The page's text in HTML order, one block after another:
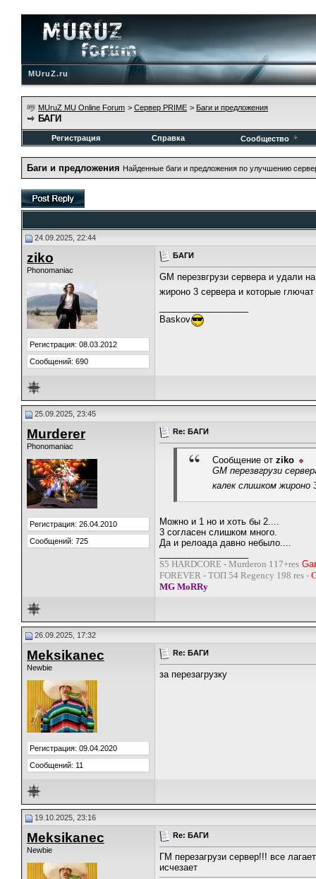
MUruZ.ru
MUruZ MU Online Forum > Сервер PRIME > Баги и предложения
БАГИ
Регистрация Справка Сообщество
Баги и предложения Найденные баги и предложения по улучшению
24.09.2025, 22:44
ziko
Phonomaniac
Регистрация: 08.03.2012
Сообщений: 690
БАГИ
GM перезвгрузи сервера и удали
жироно 3 сервера и которые глючат
Baskov
25.09.2025, 23:45
Murderer
Phonomaniac
Регистрация: 26.04.2010
Сообщений: 725
Re: БАГИ
Сообщение от ziko
GM перезвгрузи
калек слишком
Можно и 1 но и хоть бы 2....
3 согласен слишком много.
Да и релоада давно небыло....
S5 HARDCORE - Murderon 117+res
FOREVER - ТОП 54 Regency 198 res -
MG MoRRy
26.09.2025, 17:32
Meksikanec
Newbie
Регистрация: 09.04.2020
Сообщений: 11
Re: БАГИ
за перезагрузку
19.10.2025, 23:16
Meksikanec
Newbie
Re: БАГИ
ГМ перезагрузи сервер!!! все
исчезает